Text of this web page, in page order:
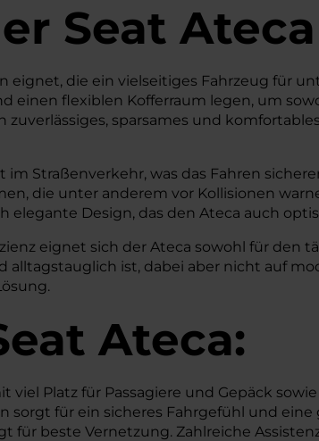
Seat Ateca
eignet, die ein vielseitiges Fahrzeug für
flexiblen Kofferraum legen, um
sparsames und
Straßenverkehr, was das Fahren
die unter anderem vor Kollisionen
elegante Design, das den Ateca auch
eignet sich der Ateca sowohl für den
alltagstauglich ist, dabei aber nicht auf
Ateca:
Platz für Passagiere und Gepäck
für ein sicheres Fahrgefühl und
beste Vernetzung. Zahlreiche